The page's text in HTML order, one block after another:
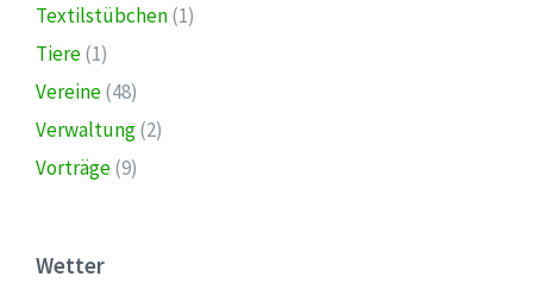
Textilstübchen(1)
Tiere(1)
Vereine(48)
Verwaltung(2)
Vorträge(9)
Wetter